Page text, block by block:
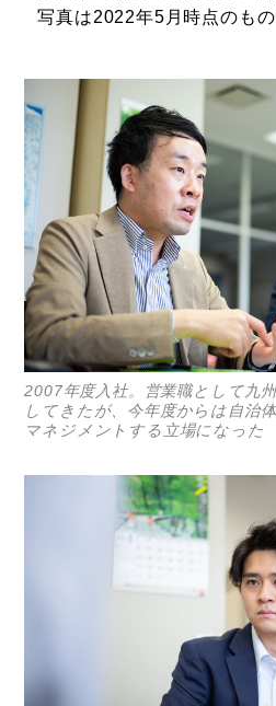
コラム
特集
運営会社
写真は2022年5月時点のもの
2007年度入社。営業職として九
してきたが、今年度からは自治
マネジメントする立場になった